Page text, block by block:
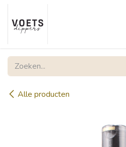
Overslaan naar inhoud
Alle producten